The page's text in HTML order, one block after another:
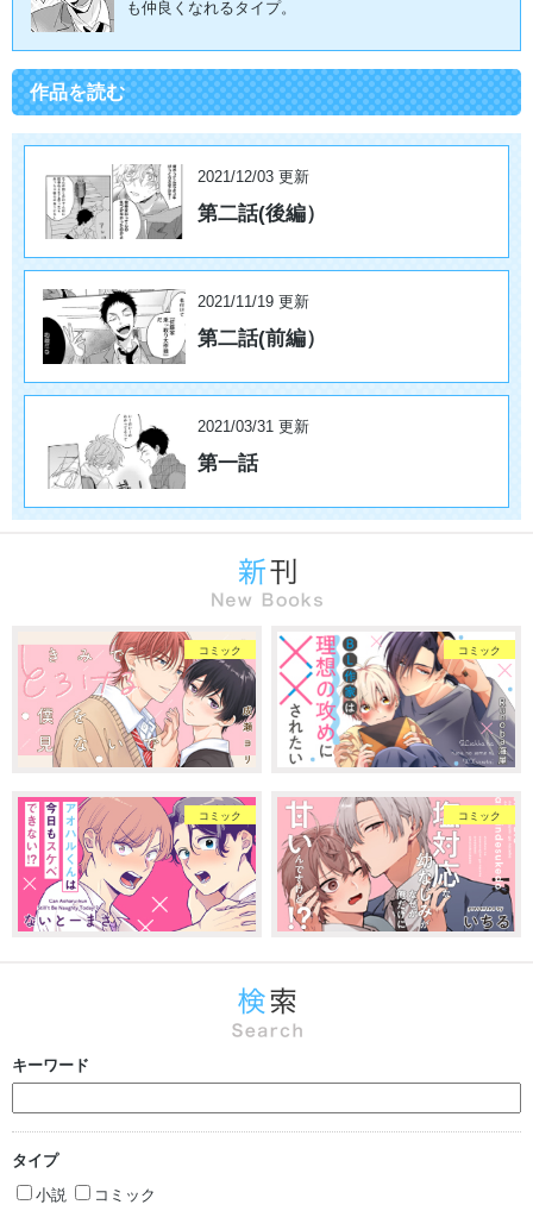
も仲良くなれるタイプ。
作品を読む
2021/12/03 更新
第二話(後編）
2021/11/19 更新
第二話(前編）
2021/03/31 更新
第一話
コミック コミック
コミック コミック
キーワード
タイプ
小説
コミック